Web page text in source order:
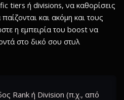
tiers ή divisions, να καθορίσεις
και ακόμη και τους
η εμπειρία του boost να
στο δικό σου στυλ
Rank ή Division (π.χ., από